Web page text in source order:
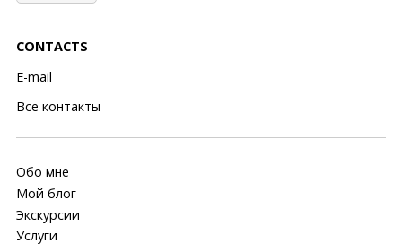
CONTACTS
E-mail
Все контакты
Обо мне
Мой блог
Экскурсии
Услуги